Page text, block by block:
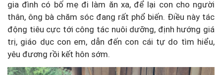
gia đình có bố mẹ đi làm ăn xa, để lại con cho người
thân, ông bà chăm sóc đang rất phổ biến. Điều này tác
động tiêu cực tới công tác nuôi dưỡng, định hướng giá
trị, giáo dục con em, dẫn đến con cái tự do tìm hiểu,
yêu đương rồi kết hôn sớm.